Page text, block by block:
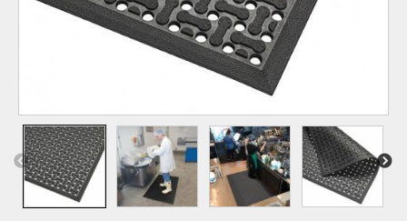
Previous Next